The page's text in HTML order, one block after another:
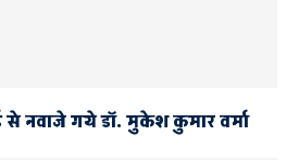
से नवाजे गये डॉ. मुकेश कुमार वर्मा